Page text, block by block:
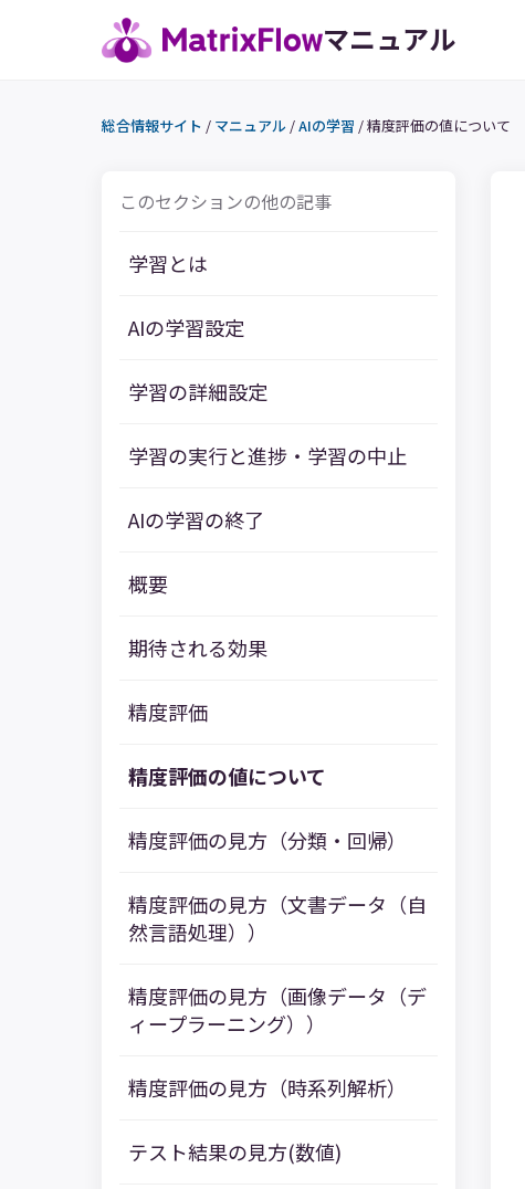
マニュアル
総合情報サイト / マニュアル /AIの学習 /精度評価の値について
このセクションの他の記事
学習とは
AIの学習設定
学習の詳細設定
学習の実行と進捗・学習の中止
AIの学習の終了
概要
期待される効果
精度評価
精度評価の値について
精度評価の見方（分類・回帰）
精度評価の見方（文書データ（自
然言語処理））
精度評価の見方（画像データ（デ
ィープラーニング））
精度評価の見方（時系列解析）
テスト結果の見方(数値)